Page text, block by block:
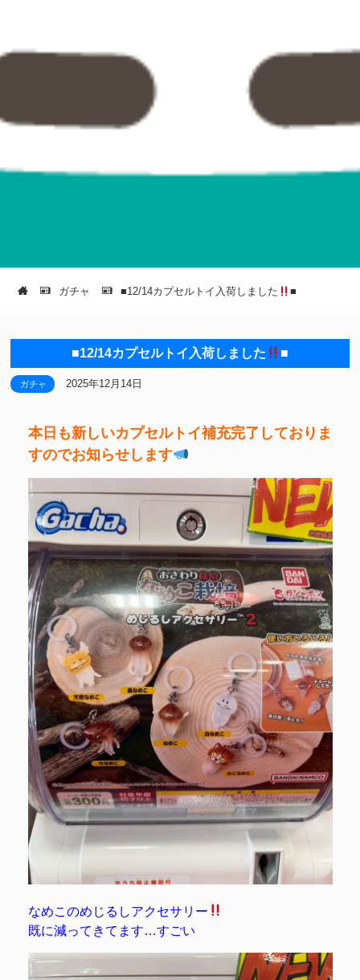
ガチャ ■12/14カプセルトイ入荷しました ■
■12/14カプセルトイ入荷しました ■
ガチャ 2025年12月14日
本日も新しいカプセルトイ補充完了しておりま
すのでお知らせします
なめこのめじるしアクセサリー
既に減ってきてます…すごい